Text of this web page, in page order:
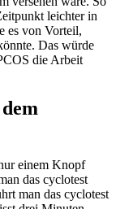
leichter in
es von Vorteil,
Das würde
die Arbeit
einem Knopf
das cyclotest
man das cyclotest